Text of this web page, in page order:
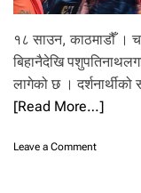
म
हे
का
ले
स
त
ता
१८ साउन, काठमाडौँ ।
बिहानैदेखि
लागेको छ । दर्शनार्थीको
[Read More…]
Leave a Commento